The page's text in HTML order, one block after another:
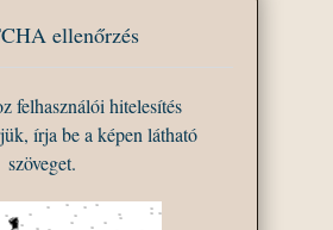
ellenőrzés
felhasználói hitelesítés
írja be a képen látható
szöveget.